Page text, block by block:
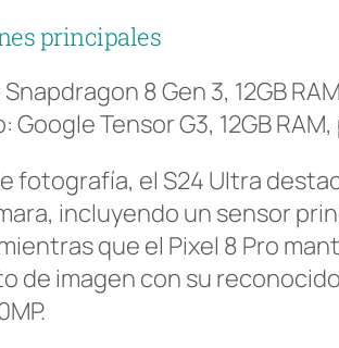
principales
8 Gen 3, 12GB
Google Tensor G3, 12GB
fotografía, el S24 Ultra
incluyendo un sensor
que el Pixel 8 Pro
de imagen con su